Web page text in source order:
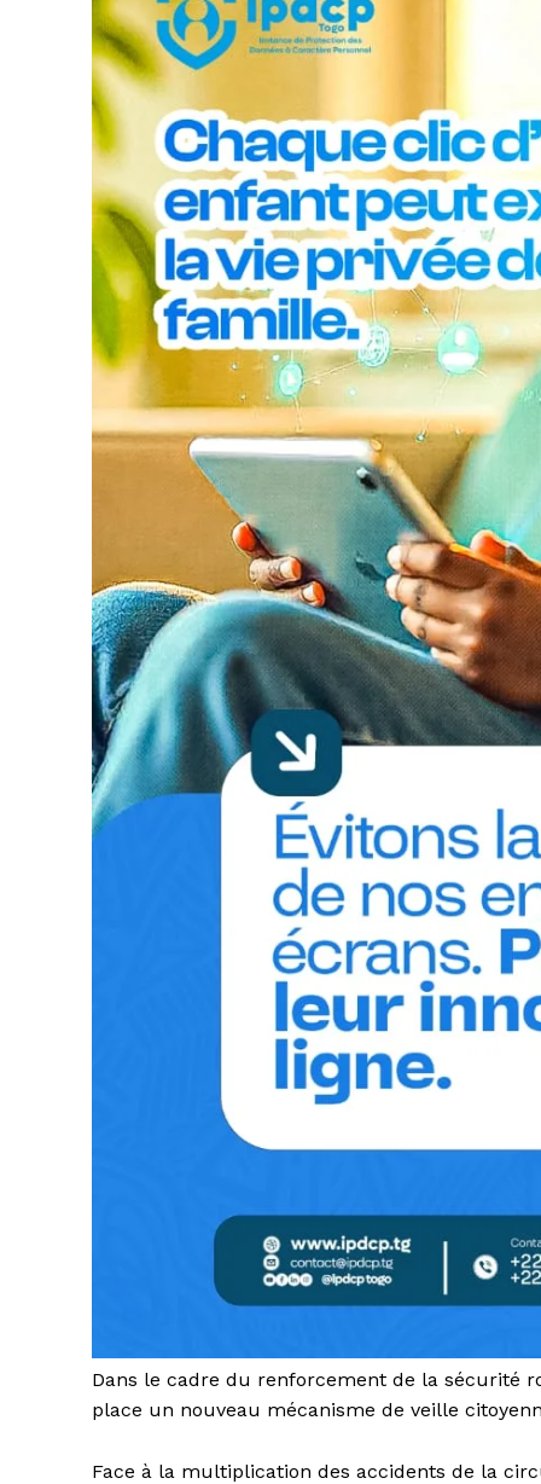
Dans le cadre du renforcement de la sécurité
place un nouveau mécanisme de veille
Face à la multiplication des accidents de la